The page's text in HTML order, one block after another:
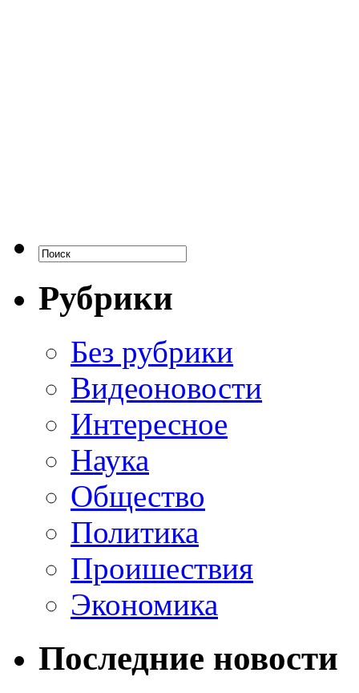
Рубрики
Без рубрики
Видеоновости
Интересное
Наука
Общество
Политика
Проишествия
Экономика
Последние новости